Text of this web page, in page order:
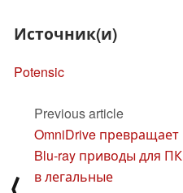
Источник(и)
Potensic
Previous article
OmniDrive превращает
Blu-ray приводы для ПК
в легальные